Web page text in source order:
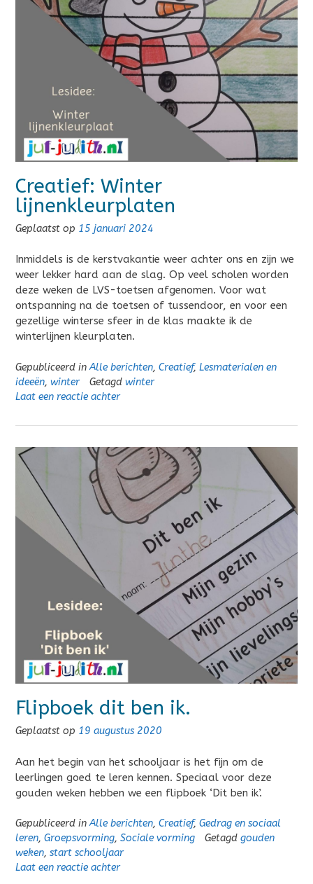
Creatief: Winter
lijnenkleurplaten
Geplaatst op 15 januari 2024
Inmiddels is de kerstvakantie weer achter ons en zijn we
weer lekker hard aan de slag. Op veel scholen worden
deze weken de LVS-toetsen afgenomen. Voor wat
ontspanning na de toetsen of tussendoor, en voor een
gezellige winterse sfeer in de klas maakte ik de
winterlijnen kleurplaten.
Gepubliceerd inAlle berichten, Creatief, Lesmaterialen en
ideeën, winter Getagd winter
Laat een reactie achter
Flipboek dit ben ik.
Geplaatst op 19 augustus 2020
Aan het begin van het schooljaar is het fijn om de
leerlingen goed te leren kennen. Speciaal voor deze
gouden weken hebben we een flipboek ‘Dit ben ik’.
Gepubliceerd inAlle berichten, Creatief, Gedrag en sociaal
leren, Groepsvorming, Sociale vorming Getagd gouden
weken, start schooljaar
Laat een reactie achter